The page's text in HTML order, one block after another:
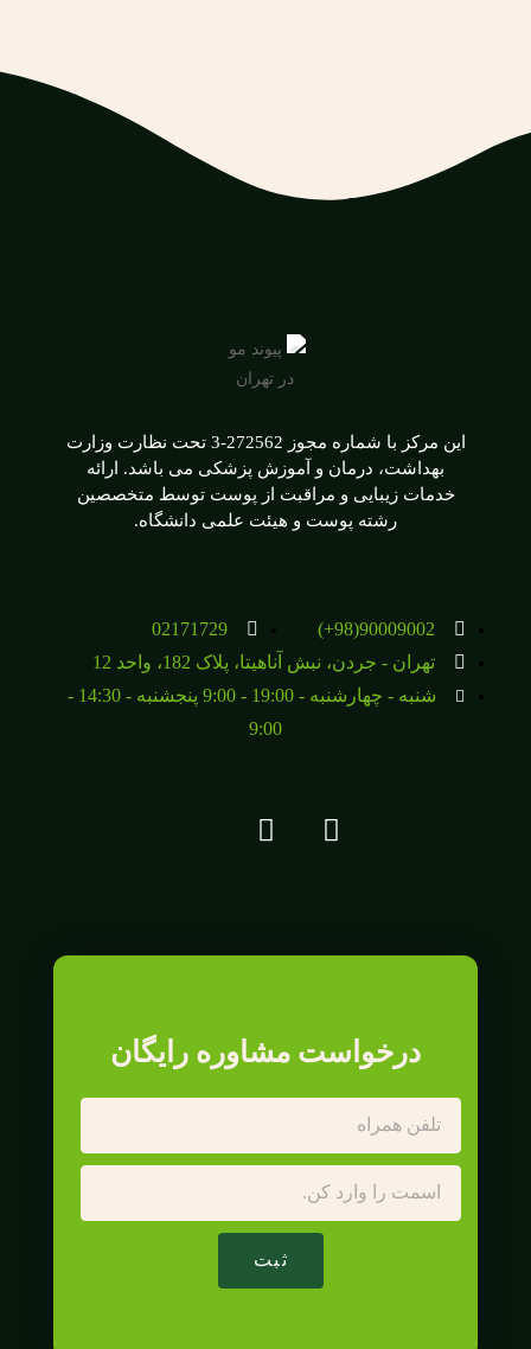
این مرکز با شماره مجوز 272562-3 تحت نظارت وزارت
بهداشت، درمان و آموزش پزشکی می باشد. ارائه
خدمات زیبایی و مراقبت از پوست توسط متخصصین
رشته پوست و هیئت علمی دانشگاه.
90009002(98+)
02171729
تهران - جردن، نبش آناهیتا، پلاک 182، واحد 12
شنبه - چهارشنبه - 19:00 - 9:00 پنجشنبه - 14:30 -
9:00
درخواست مشاوره رایگان
ثبت